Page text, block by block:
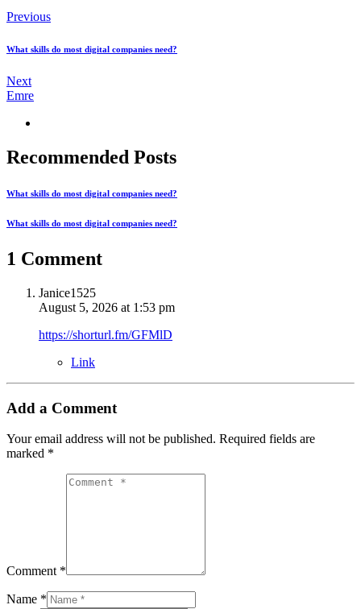
Previous
What skills do most digital companies need?
Next
Emre
Recommended Posts
What skills do most digital companies need?
What skills do most digital companies need?
1 Comment
Janice1525
August 5, 2026 at 1:53 pm
https://shorturl.fm/GFMlD
Link
Add a Comment
Your email address will not be published. Required fields are
marked *
Comment *
Name *